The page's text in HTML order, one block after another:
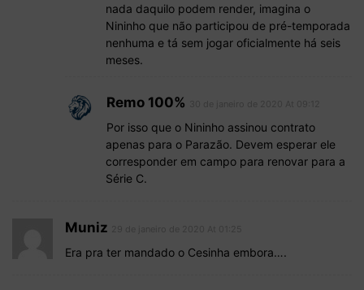
nada daquilo podem render, imagina o
Nininho que não participou de pré-temporada
nenhuma e tá sem jogar oficialmente há seis
meses.
Remo 100%
Por isso que o Nininho assinou contrato
apenas para o Parazão. Devem esperar ele
corresponder em campo para renovar para a
Série C.
Muniz
Era pra ter mandado o Cesinha embora….